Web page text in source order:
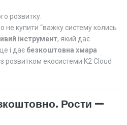
розвитку.
не купити “важку систему колись
інструмент, який дає
і дає безкоштовна хмара
розвитком екосистеми K2 Cloud
Рости —